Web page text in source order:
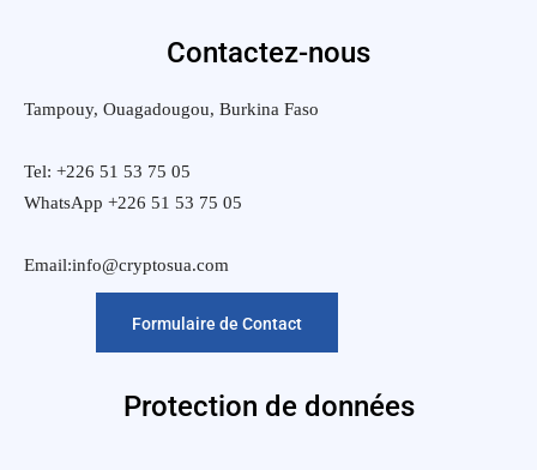
Contactez-nous
Tampouy, Ouagadougou, Burkina Faso
Tel: +226 51 53 75 05
WhatsApp +226 51 53 75 05
Email:info@cryptosua.com
Formulaire de Contact
Protection de données